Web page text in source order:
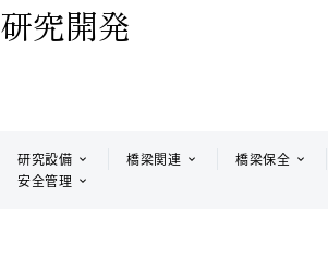
研究開発
研究設備 橋梁関連 橋梁保全
安全管理